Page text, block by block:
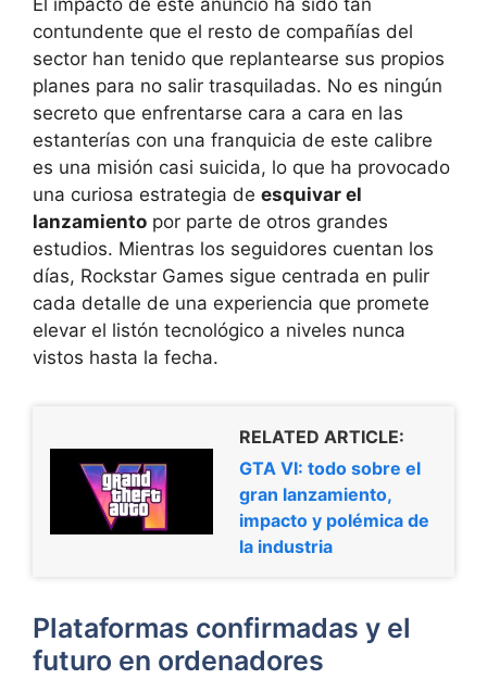
contundente que el resto de compañías del
sector han tenido que replantearse sus propios
planes para no salir trasquiladas. No es ningún
secreto que enfrentarse cara a cara en las
estanterías con una franquicia de este calibre
es una misión casi suicida, lo que ha provocado
una curiosa estrategia de esquivar el
lanzamiento por parte de otros grandes
estudios. Mientras los seguidores cuentan los
días, Rockstar Games sigue centrada en pulir
cada detalle de una experiencia que promete
elevar el listón tecnológico a niveles nunca
vistos hasta la fecha.
RELATED ARTICLE:
GTA VI: todo sobre el
gran lanzamiento,
impacto y polémica de
la industria
Plataformas confirmadas y el
futuro en ordenadores